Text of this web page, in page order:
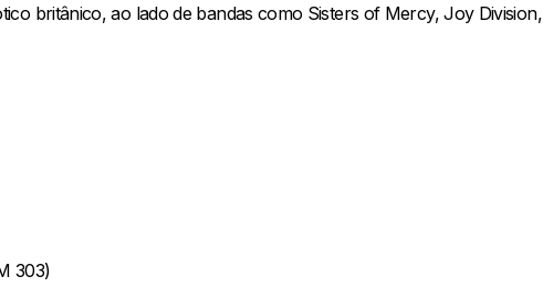
britânico, ao lado de bandas como Sisters of Mercy, Joy Division,
303)